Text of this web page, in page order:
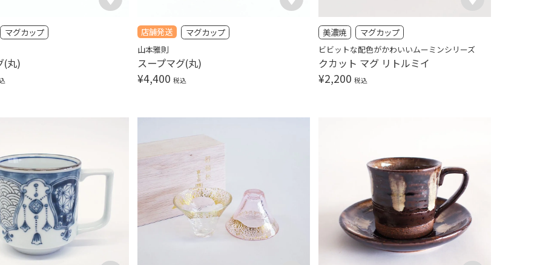
マグカップ
(丸)
店舗発送 マグカップ
山本雅則
スープマグ(丸)
¥4,400 税込
美濃焼 マグカップ
ビビットな配色がかわいいムーミンシリーズ
クカット マグ リトルミイ
¥2,200 税込